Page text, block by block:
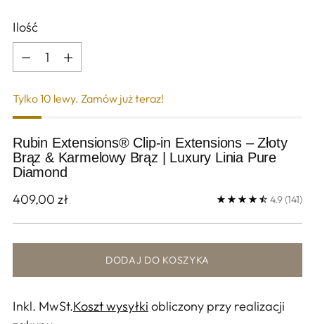
Ilość
Tylko 10 lewy. Zamów już teraz!
Rubin Extensions® Clip-in Extensions – Złoty
Brąz & Karmelowy Brąz | Luxury Linia Pure
Diamond
Cena
409,00 zł 4.9(141)
DODAJ DO KOSZYKA
Inkl. MwSt.Koszt wysyłki obliczony przy realizacji